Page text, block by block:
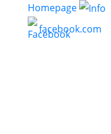
Homepage
facebook.com